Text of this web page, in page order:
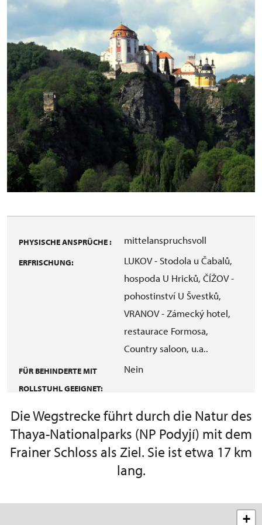
PHYSISCHE ANSPRÜCHE : mittelanspruchsvoll
ERFRISCHUNG:
LUKOV - Stodola u Čabalů,
hospoda U Hricků, ČÍŽOV -
pohostinství U Švestků,
VRANOV - Zámecký hotel,
restaurace Formosa,
Country saloon, u.a..
FÜR BEHINDERTE MIT
ROLLSTUHL GEEIGNET:
Nein
Die Wegstrecke führt durch die Natur des
Thaya-Nationalparks (NP Podyjí) mit dem
Frainer Schloss als Ziel. Sie ist etwa 17 km
lang.
+